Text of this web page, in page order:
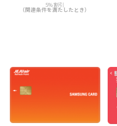
5% 割引
（関連条件を満たしたとき）